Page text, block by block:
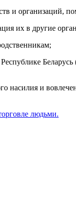
и организаций,
их в другие
насилия и
людьми.